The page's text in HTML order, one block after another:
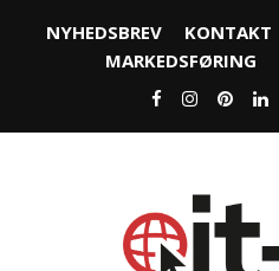
NYHEDSBREV KONTAKT
MARKEDSFØRING